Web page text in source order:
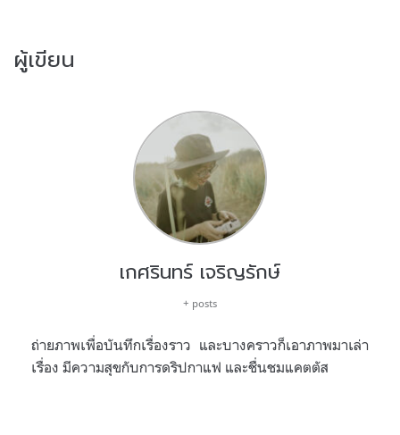
ผู้เขียน
เกศรินทร์ เจริญรักษ์
+ posts
ถ่ายภาพเพื่อบันทึกเรื่องราว และบางคราวก็เอาภาพมาเล่า
เรื่อง มีความสุขกับการดริปกาแฟ และชื่นชมแคตตัส